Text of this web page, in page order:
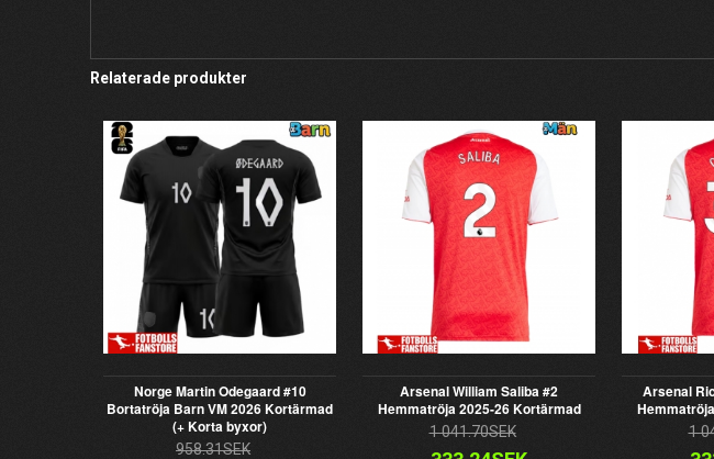
Relaterade produkter
Norge Martin Odegaard #10
Bortatröja Barn VM 2026 Kortärmad
(+ Korta byxor)
958.31SEK
Arsenal William Saliba #2
Hemmatröja 2025-26 Kortärmad
1 041.70SEK
Arsenal
1